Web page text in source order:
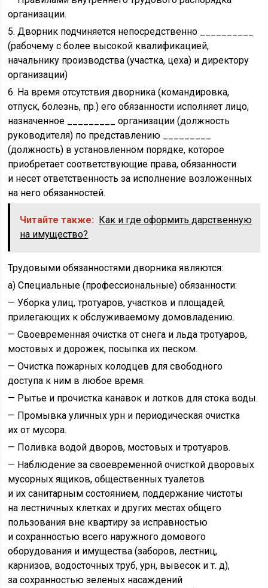
организации.
5. Дворник подчиняется непосредственно __________
(рабочему с более высокой квалификацией,
начальнику производства (участка, цеха) и директору
организации)
6. На время отсутствия дворника (командировка,
отпуск, болезнь, пр.) его обязанности исполняет лицо,
назначенное _________ организации (должность
руководителя) по представлению _________
(должность) в установленном порядке, которое
приобретает соответствующие права, обязанности
и несет ответственность за исполнение возложенных
на него обязанностей.
Читайте также: Как и где оформить дарственную
на имущество?
Трудовыми обязанностями дворника являются:
а) Специальные (профессиональные) обязанности:
— Уборка улиц, тротуаров, участков и площадей,
прилегающих к обслуживаемому домовладению.
— Своевременная очистка от снега и льда тротуаров,
мостовых и дорожек, посыпка их песком.
— Очистка пожарных колодцев для свободного
доступа к ним в любое время.
— Рытье и прочистка канавок и лотков для стока воды.
— Промывка уличных урн и периодическая очистка
их от мусора.
— Поливка водой дворов, мостовых и тротуаров.
— Наблюдение за своевременной очисткой дворовых
мусорных ящиков, общественных туалетов
и их санитарным состоянием, поддержание чистоты
на лестничных клетках и других местах общего
пользования вне квартиру за исправностью
и сохранностью всего наружного домового
оборудования и имущества (заборов, лестниц,
карнизов, водосточных труб, урн, вывесок и т. д),
за сохранностью зеленых насаждений